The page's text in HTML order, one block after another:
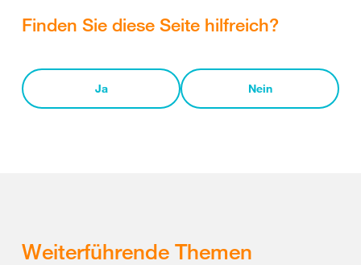
Finden Sie diese Seite hilfreich?
Ja Nein
Weiterführende Themen